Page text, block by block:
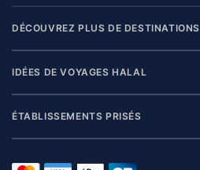
DÉCOUVREZ PLUS DE DESTINATIONS
IDÉES DE VOYAGES HALAL
ÉTABLISSEMENTS PRISÉS